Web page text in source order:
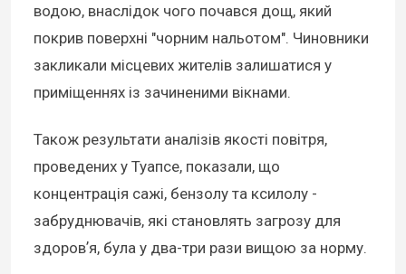
водою, внаслідок чого почався дощ, який
покрив поверхні "чорним нальотом". Чиновники
закликали місцевих жителів залишатися у
приміщеннях із зачиненими вікнами.
Також результати аналізів якості повітря,
проведених у Туапсе, показали, що
концентрація сажі, бензолу та ксилолу -
забруднювачів, які становлять загрозу для
здоровʼя, була у два-три рази вищою за норму.